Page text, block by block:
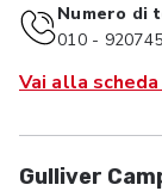
Numero di
010 - 920745
Vai alla
Gulliver